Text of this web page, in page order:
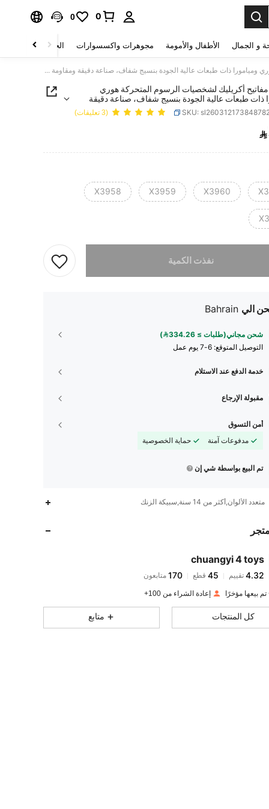
0
0
و الجمال الأطفال والأمومة مجوهرات واكسسوارات الحقائب والأمتعة
سلسلة مفاتيح أكريليك لشخصيات الرسوم المتحركة هوري وميامورا ذات طبعات عالية الجودة بنسيج شفاف، صناعة دقيقة ومقاومة للتآكل ممتازة. تصميم جذاب وفاخر، يعمل كزخرفة إبداعية للحقائب والحقائب المدرسية
أكريليك لشخصيات الرسوم المتحركة هوري
ذات طبعات عالية الجودة بنسيج شفاف، صناعة دقيقة
للتآكل ممتازة. تصميم جذاب وفاخر، يعمل كزخرفة
للحقائب والحقائب المدرسية
SKU: (3 تعليقات)
PRICE AND 
X3960
X3959
X3958
نفذت الكمية
الي Bahrain
شحن مجاني(طلبات ≥ 334.26)
التوصيل المتوقع: 6-7 يوم عمل
خدمة الدفع عند الاستلام
مقبولة الإرجاع
أمن التسوق
مدفوعات آمنة
حماية الخصوصية
تم البيع بواسطة شي إن
متعدد الألوان,أكثر من 14 سنة,سبيكة الزنك
chuangyi 4 toys
4.32
4.32 تقييم 45
e***a تم دفعمنذ 1 يوم
إعادة الشراء من 100+
كل المنتجات متابع